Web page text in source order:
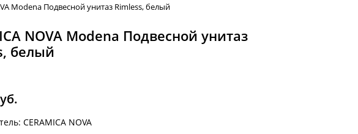
Modena Подвесной унитаз Rimless, белый
NOVA Modena Подвесной унитаз
белый
CERAMICA NOVA